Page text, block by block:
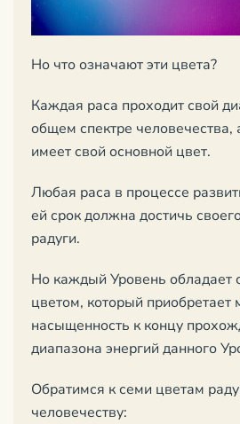
Но что означают эти цвета?
Каждая раса проходит свой
общем спектре человечества,
имеет свой основной цвет.
Любая раса в процессе
ей срок должна достичь
радуги.
Но каждый Уровень обладает
цветом, который
насыщенность к концу
диапазона энергий данного
Обратимся к семи цветам
человечеству: